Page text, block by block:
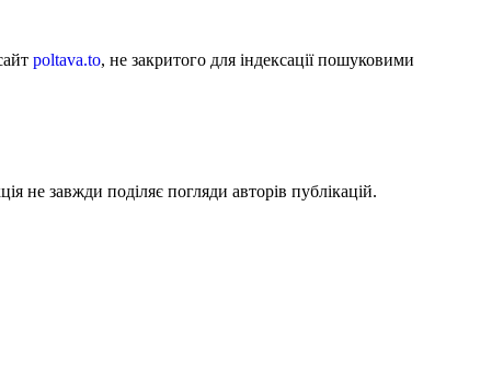
poltava.to, не закритого для індексації пошуковими
не завжди поділяє погляди авторів публікацій.